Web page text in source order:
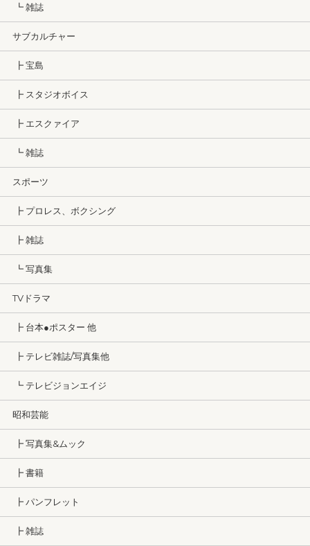
┗ 雑誌
サブカルチャー
┣ 宝島
┣ スタジオボイス
┣ エスクァイア
┗ 雑誌
スポーツ
┣ プロレス、ボクシング
┣ 雑誌
┗ 写真集
TVドラマ
┣ 台本●ポスター 他
┣ テレビ雑誌/写真集他
┗ テレビジョンエイジ
昭和芸能
┣ 写真集&ムック
┣ 書籍
┣ パンフレット
┣ 雑誌